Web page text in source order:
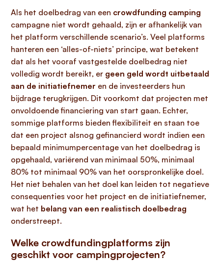
Als het doelbedrag van een crowdfunding camping
campagne niet wordt gehaald, zijn er afhankelijk van
het platform verschillende scenario’s. Veel platforms
hanteren een ‘alles-of-niets’ principe, wat betekent
dat als het vooraf vastgestelde doelbedrag niet
volledig wordt bereikt, er geen geld wordt uitbetaald
aan de initiatiefnemer en de investeerders hun
bijdrage terugkrijgen. Dit voorkomt dat projecten met
onvoldoende financiering van start gaan. Echter,
sommige platforms bieden flexibiliteit en staan toe
dat een project alsnog gefinancierd wordt indien een
bepaald minimumpercentage van het doelbedrag is
opgehaald, variërend van minimaal 50%, minimaal
80% tot minimaal 90% van het oorspronkelijke doel.
Het niet behalen van het doel kan leiden tot negatieve
consequenties voor het project en de initiatiefnemer,
wat het belang van een realistisch doelbedrag
onderstreept.
Welke crowdfundingplatforms zijn
geschikt voor campingprojecten?